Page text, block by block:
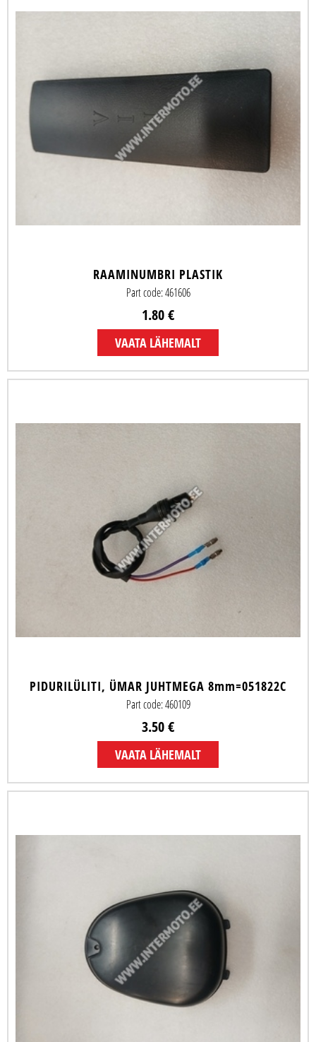
RAAMINUMBRI PLASTIK
Part code: 461606
1.80 €
VAATA LÄHEMALT
PIDURILÜLITI, ÜMAR JUHTMEGA 8mm=051822C
Part code: 460109
3.50 €
VAATA LÄHEMALT